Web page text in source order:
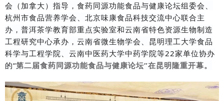
会（加拿大）指导，食药同源功能食品与健康论坛组委会、
杭州市食品营养学会、北京味康食品科技交流中心联合主
办，普洱茶学教育部重点实验室和云南省特色资源生物制造
工程研究中心承办，云南省微生物学会、昆明理工大学食品
科学与工程学院、云南中医药大学中药学院等22家单位协办
的“第二届食药同源功能食品与健康论坛”在昆明隆重开幕。